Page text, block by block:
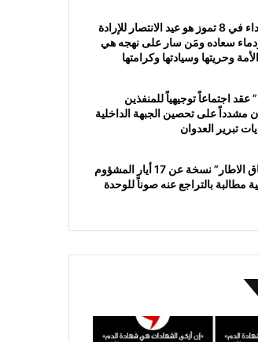
حردان: عيد الفداء في 8 تموز هو عيد الانتصار للإرادة
سعاده ومَن سار على نهجه هي
وحريتها وسيادتها وكرامتها
اجتماعاً توجيهياً للمنفذين
مشدداً على تحصين الجبهة الداخلية
تبرير العدوان
“القومي”: “اتفاق الاطار” نسخة عن 17 أيار المشؤوم
مطالبة بالتراجع عنه صوناً للوحدة